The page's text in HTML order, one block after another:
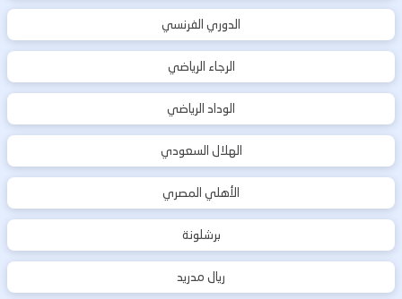
الدوري الفرنسي
الرجاء الرياضي
الوداد الرياضي
الهلال السعودي
الأهلي المصري
برشلونة
ريال مدريد